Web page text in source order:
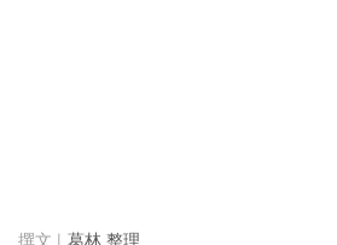
葛林 整理